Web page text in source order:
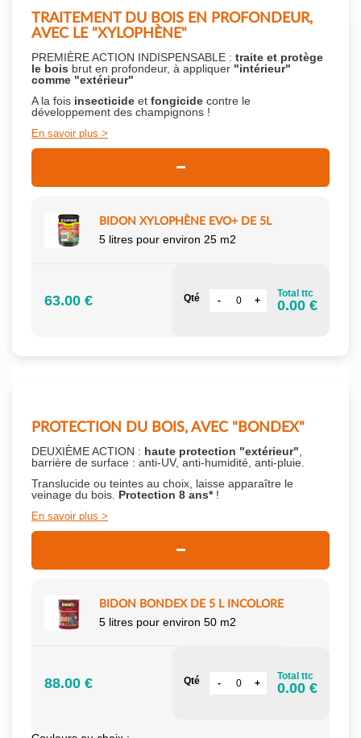
TRAITEMENT DU BOIS EN PROFONDEUR,
AVEC LE "XYLOPHÈNE"
PREMIÈRE ACTION INDISPENSABLE : traite et protège
le bois brut en profondeur, à appliquer "intérieur"
comme "extérieur"
A la fois insecticide et fongicide contre le
développement des champignons !
En savoir plus
BIDON XYLOPHÈNE EVO+ DE 5L
5 litres pour environ 25 m2
63.00 € Qté Total ttc
0.00 €
PROTECTION DU BOIS, AVEC "BONDEX"
DEUXIÈME ACTION : haute protection "extérieur"
barrière de surface : anti-UV, anti-humidité, anti-pluie.
Translucide ou teintes au choix, laisse apparaître le
veinage du bois. Protection 8 ans*!
En savoir plus
BIDON BONDEX DE 5 L INCOLORE
5 litres pour environ 50 m2
88.00 € Qté Total ttc
0.00 €